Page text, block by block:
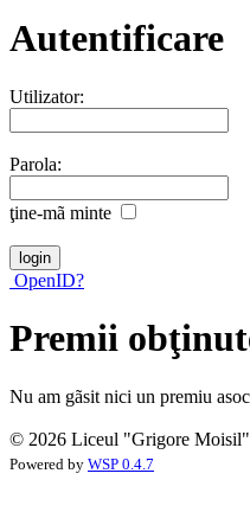
Autentificare
Utilizator:
Parola:
ţine-mã minte
OpenID?
Premii
Nu am gãsit nici un premiu
© 2026 Liceul "Grigore Moisil"
Powered by WSP 0.4.7